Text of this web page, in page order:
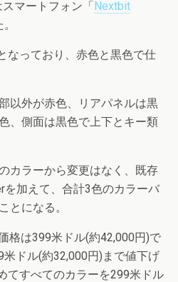
マートフォン「Nextbit
なっており、赤色と黒色で仕
以外が赤色、リアパネルは黒
、側面は黒色で上下とキー類
カラーから変更はなく、既存
を加えて、合計3色のカラーバ
とになる。
格は399米ドル(約42,000円)で
ドル(約32,000円)まで値下げ
てすべてのカラーを299米ドル